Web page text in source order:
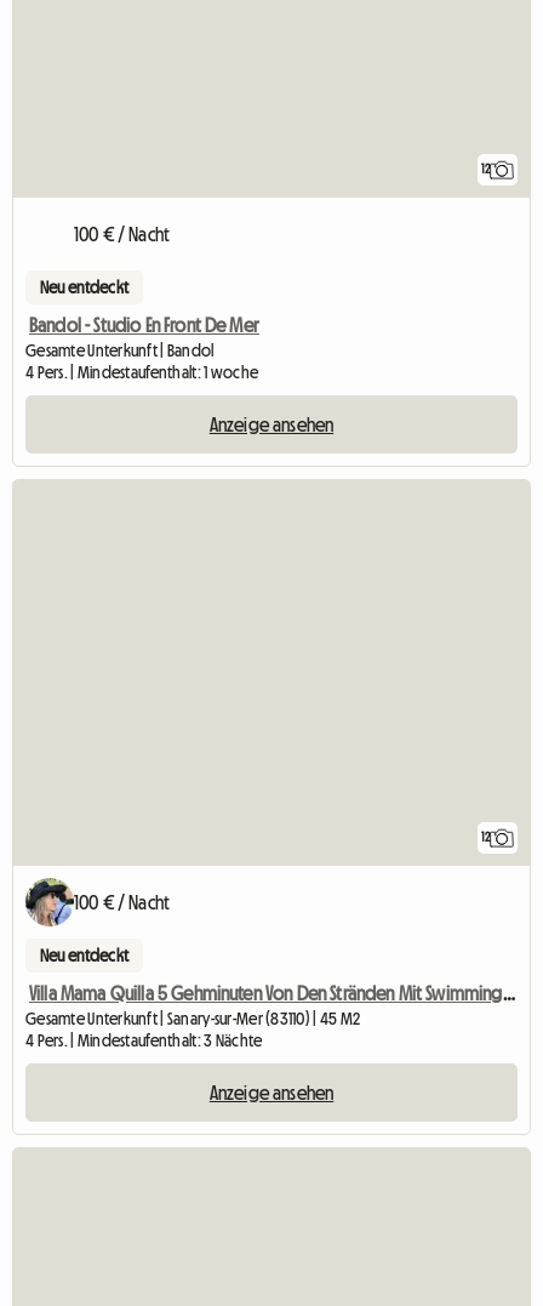
12
100 € / Nacht
Neu entdeckt
Bandol - Studio En Front De Mer
Gesamte Unterkunft | Bandol
4 Pers. | Mindestaufenthalt: 1 woche
Anzeige ansehen
12
100 € / Nacht
Neu entdeckt
Villa Mama Quilla 5 Gehminuten Von Den Stränden Mit Swimmingpool
Gesamte Unterkunft | Sanary-sur-Mer (83110) | 45 M2
4 Pers. | Mindestaufenthalt: 3 Nächte
Anzeige ansehen